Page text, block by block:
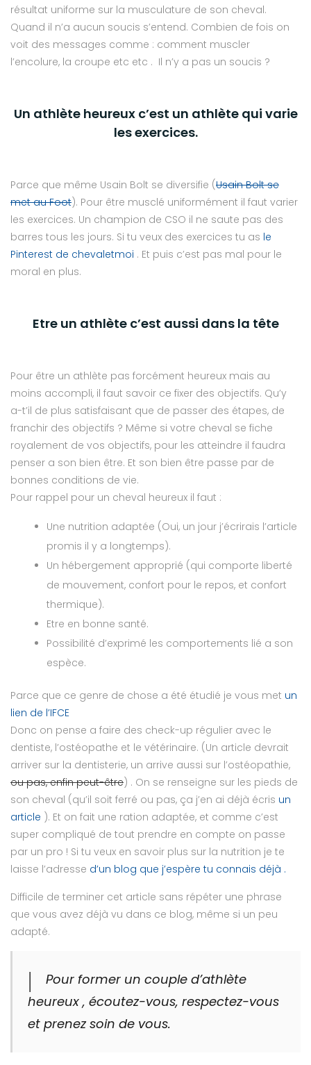
résultat uniforme sur la musculature de son cheval.
Quand il n’a aucun soucis s’entend. Combien de fois on
voit des messages comme : comment muscler
l’encolure, la croupe etc etc . Il n’y a pas un soucis ?
Un athlète heureux c’est un athlète qui varie
les exercices.
Parce que même Usain Bolt se diversifie (Usain Bolt se
met au Foot). Pour être musclé uniformément il faut varier
les exercices. Un champion de CSO il ne saute pas des
barres tous les jours. Si tu veux des exercices tu as le
Pinterest de chevaletmoi . Et puis c’est pas mal pour le
moral en plus.
Etre un athlète c’est aussi dans la tête
Pour être un athlète pas forcément heureux mais au
moins accompli, il faut savoir ce fixer des objectifs. Qu’y
a-t’il de plus satisfaisant que de passer des étapes, de
franchir des objectifs ? Même si votre cheval se fiche
royalement de vos objectifs, pour les atteindre il faudra
penser a son bien être. Et son bien être passe par de
bonnes conditions de vie.
Pour rappel pour un cheval heureux il faut :
Une nutrition adaptée (Oui, un jour j’écrirais l’article
promis il y a longtemps).
Un hébergement approprié (qui comporte liberté
de mouvement, confort pour le repos, et confort
thermique).
Etre en bonne santé.
Possibilité d’exprimé les comportements lié a son
espèce.
Parce que ce genre de chose a été étudié je vous met un
lien de l’IFCE
Donc on pense a faire des check-up régulier avec le
dentiste, l’ostéopathe et le vétérinaire. (Un article devrait
arriver sur la dentisterie, un arrive aussi sur l’ostéopathie,
ou pas, enfin peut-être) . On se renseigne sur les pieds de
son cheval (qu’il soit ferré ou pas, ça j’en ai déjà écris un
article ). Et on fait une ration adaptée, et comme c’est
super compliqué de tout prendre en compte on passe
par un pro ! Si tu veux en savoir plus sur la nutrition je te
laisse l’adresse d’un blog que j’espère tu connais déjà .
Difficile de terminer cet article sans répéter une phrase
que vous avez déjà vu dans ce blog, même si un peu
adapté.
Pour former un couple d’athlète
heureux , écoutez-vous, respectez-vous
et prenez soin de vous.